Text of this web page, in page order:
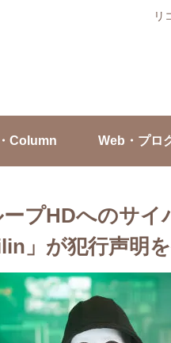
リ
Column Web・プロ
プHDへのサイ
」が犯行声明